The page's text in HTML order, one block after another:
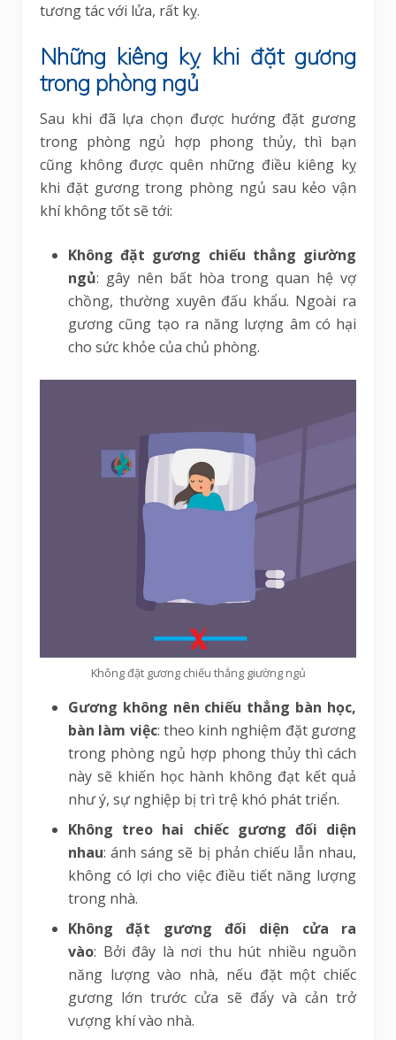
tương tác với lửa, rất kỵ.
Những kiêng kỵ khi đặt gương
trong phòng ngủ
Sau khi đã lựa chọn được hướng đặt gương
trong phòng ngủ hợp phong thủy, thì bạn
cũng không được quên những điều kiêng kỵ
khi đặt gương trong phòng ngủ sau kẻo vận
khí không tốt sẽ tới:
Không đặt gương chiếu thẳng giường
ngủ: gây nên bất hòa trong quan hệ vợ
chồng, thường xuyên đấu khẩu. Ngoài ra
gương cũng tạo ra năng lượng âm có hại
cho sức khỏe của chủ phòng.
Không đặt gương chiếu thẳng giường ngủ
Gương không nên chiếu thẳng bàn học,
bàn làm việc: theo kinh nghiệm đặt gương
trong phòng ngủ hợp phong thủy thì cách
này sẽ khiến học hành không đạt kết quả
như ý, sự nghiệp bị trì trệ khó phát triển.
Không treo hai chiếc gương đối diện
nhau: ánh sáng sẽ bị phản chiếu lẫn nhau,
không có lợi cho việc điều tiết năng lượng
trong nhà.
Không đặt gương đối diện cửa ra
vào: Bởi đây là nơi thu hút nhiều nguồn
năng lượng vào nhà, nếu đặt một chiếc
gương lớn trước cửa sẽ đẩy và cản trở
vượng khí vào nhà.